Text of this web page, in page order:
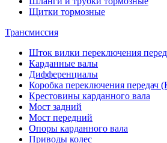
Щитки тормозные
Трансмиссия
Шток вилки переключения
Карданные валы
Дифференциалы
Коробка переключения передач
Крестовины карданного вала
Мост задний
Мост передний
Опоры карданного вала
Приводы колес